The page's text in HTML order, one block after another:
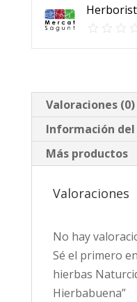
Valoraciones (0)
Información
Más productos
Valoraciones
No hay
Sé el primero
hierbas
Hierbabuena”